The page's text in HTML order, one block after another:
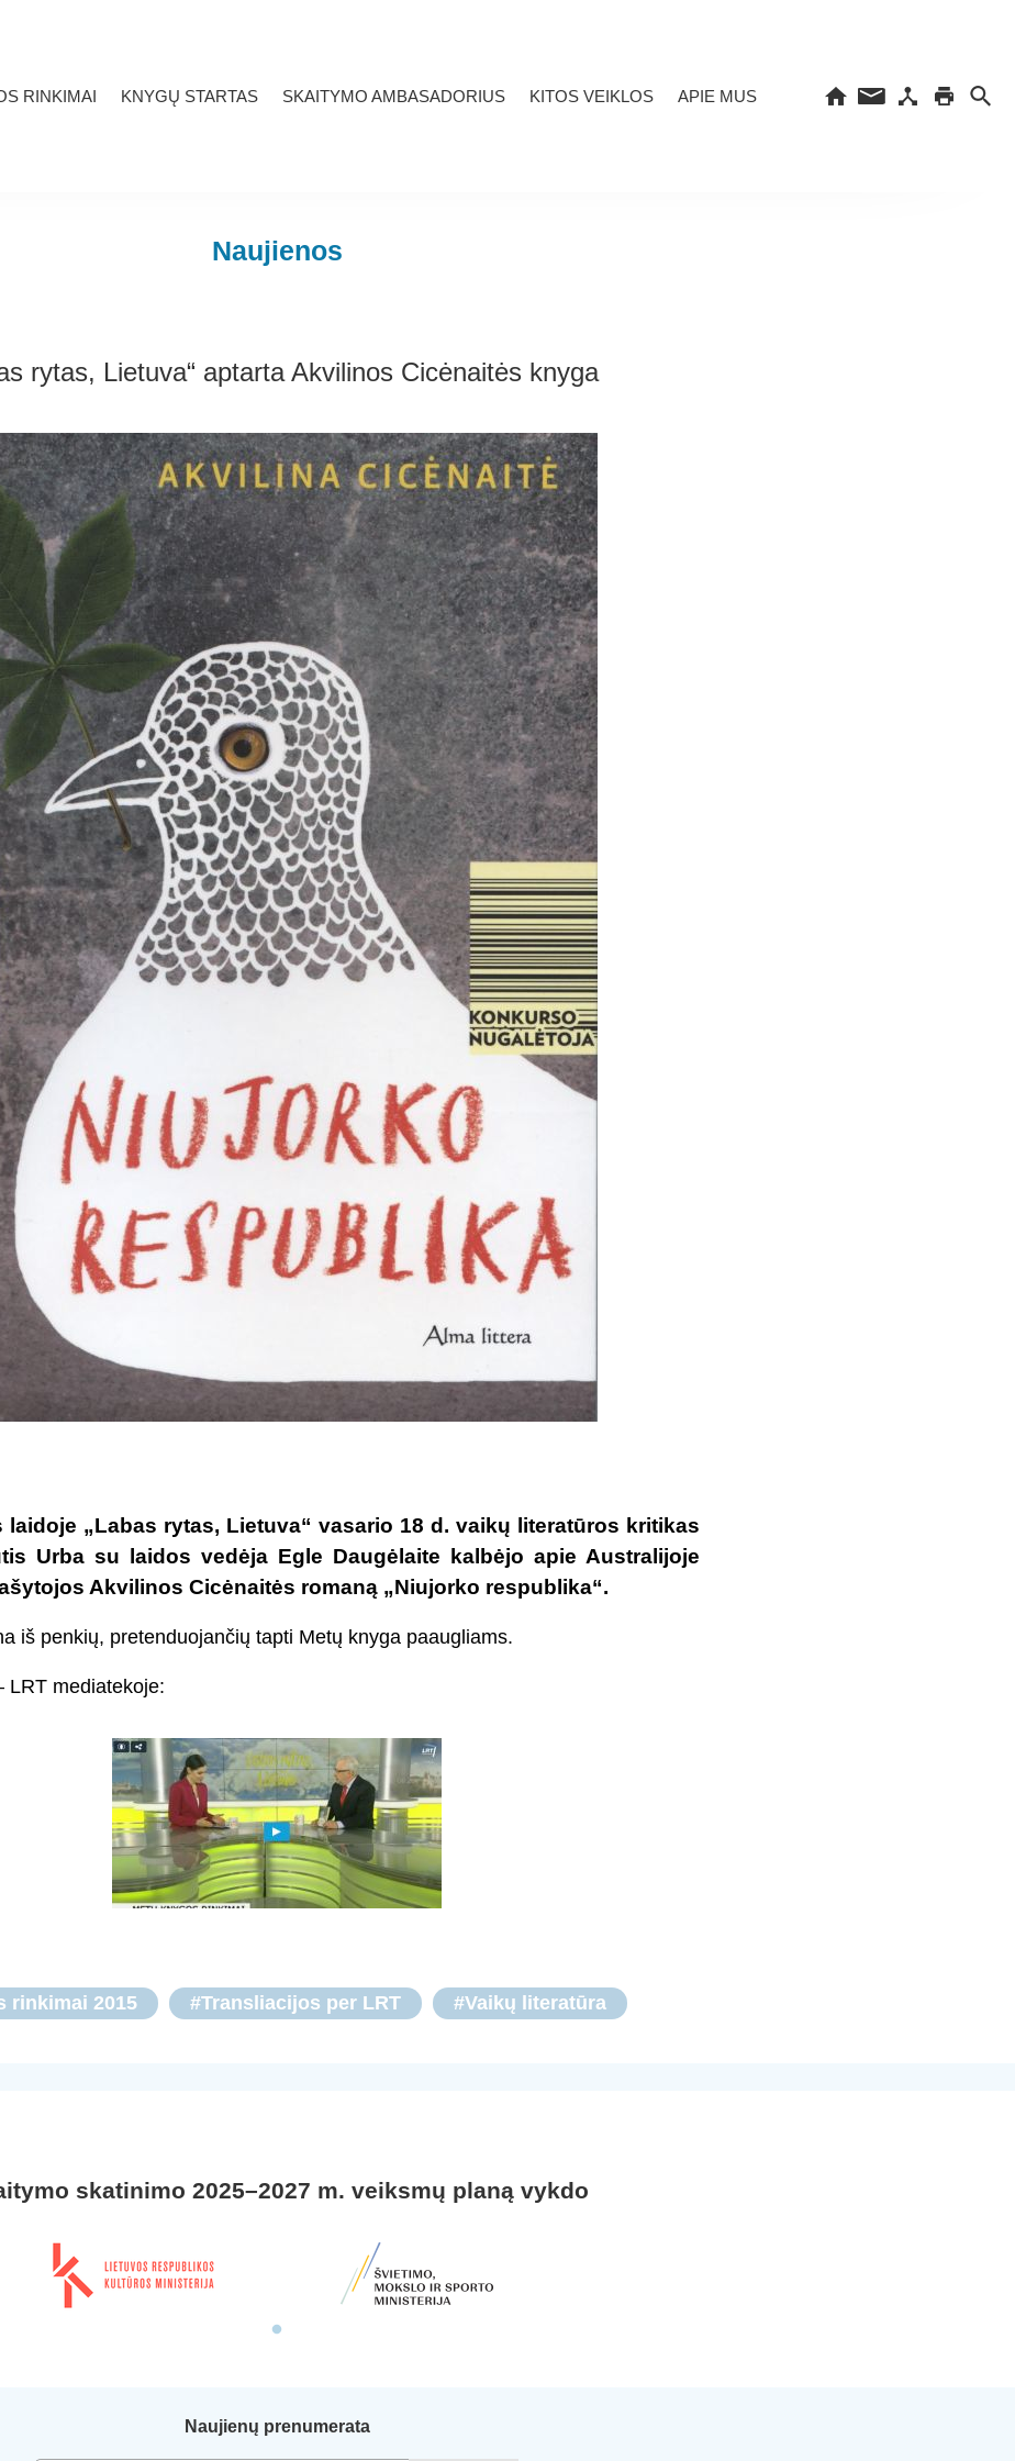
RINKIMAI KNYGŲ STARTAS SKAITYMO AMBASADORIUS KITOS VEIKLOS APIE MUS
Naujienos
rytas, Lietuva“ aptarta Akvilinos Cicėnaitės knyga
laidoje „Labas rytas, Lietuva“ vasario 18 d. vaikų literatūros kritikas
Urba su laidos vedėja Egle Daugėlaite kalbėjo apie Australijoje
Akvilinos Cicėnaitės romaną „Niujorko respublika“.
iš penkių, pretenduojančių tapti Metų knyga paaugliams.
LRT mediatekoje:
rinkimai 2015 #Transliacijos per LRT #Vaikų literatūra
skatinimo 2025–2027 m. veiksmų planą vykdo
Naujienų prenumerata